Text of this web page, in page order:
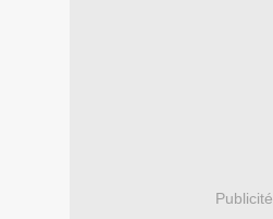
Publicité